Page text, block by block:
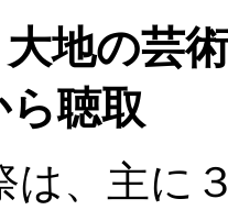
大地の芸
聴取
は、主に